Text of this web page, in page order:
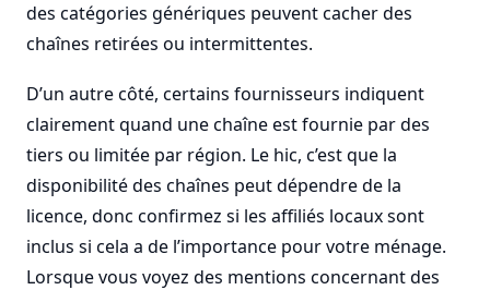
des catégories génériques peuvent cacher des
chaînes retirées ou intermittentes.
D’un autre côté, certains fournisseurs indiquent
clairement quand une chaîne est fournie par des
tiers ou limitée par région. Le hic, c’est que la
disponibilité des chaînes peut dépendre de la
licence, donc confirmez si les affiliés locaux sont
inclus si cela a de l’importance pour votre ménage.
Lorsque vous voyez des mentions concernant des